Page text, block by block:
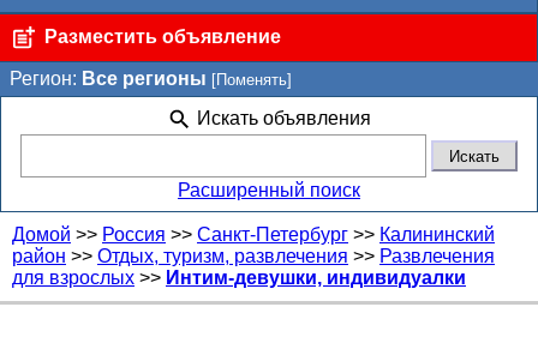
Разместить объявление
Регион: Все регионы [Поменять]
Искать объявления
Расширенный поиск
Домой >> Россия >> Санкт-Петербург >> Калининский
район >> Отдых, туризм, развлечения >> Развлечения
для взрослых >> Интим-девушки, индивидуалки